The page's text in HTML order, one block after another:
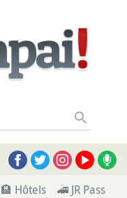
🏨 Hôtels 🚄 JR Pass